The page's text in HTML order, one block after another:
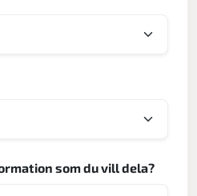
som du vill dela?